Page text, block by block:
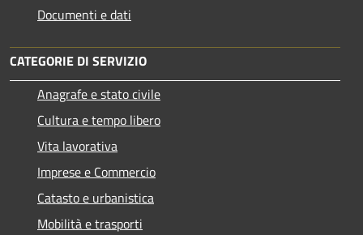
Documenti e dati
CATEGORIE DI SERVIZIO
Anagrafe e stato civile
Cultura e tempo libero
Vita lavorativa
Imprese e Commercio
Catasto e urbanistica
Mobilità e trasporti